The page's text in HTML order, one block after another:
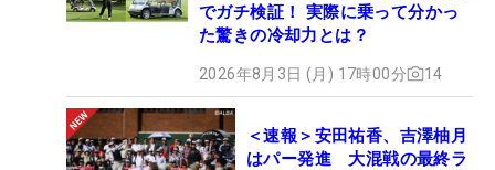
でガチ検証！ 実際に乗って分かっ
た驚きの冷却力とは？
2026年8月3日 (月) 17時00分 14
＜速報＞安田祐香、吉澤柚月
はパー発進 大混戦の最終ラ